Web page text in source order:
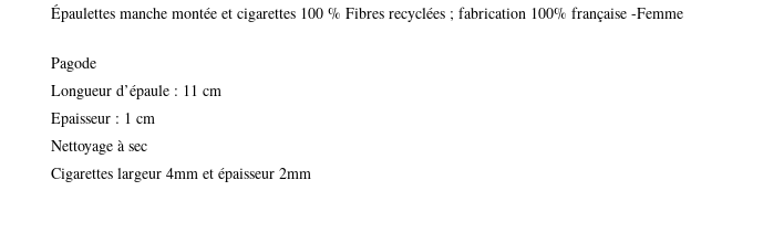
Épaulettes manche montée et cigarettes 100 % Fibres recyclées ; fabrication 100% française -Femme
Pagode
Longueur d’épaule : 11 cm
Epaisseur : 1 cm
Nettoyage à sec
Cigarettes largeur 4mm et épaisseur 2mm